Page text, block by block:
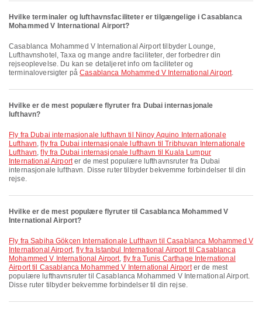
Hvilke terminaler og lufthavnsfaciliteter er tilgængelige i Casablanca
Mohammed V International Airport?
Casablanca Mohammed V International Airport tilbyder Lounge,
Lufthavnshotel, Taxa og mange andre faciliteter, der forbedrer din
rejseoplevelse. Du kan se detaljeret info om faciliteter og
terminaloversigter påCasablanca Mohammed V International Airport.
Hvilke er de mest populære flyruter fra Dubai internasjonale
lufthavn?
fly fra Dubai internasjonale lufthavn til Ninoy Aquino Internationale
Lufthavn,fly fra Dubai internasjonale lufthavn til Tribhuvan Internationale
Lufthavn,fly fra Dubai internasjonale lufthavn til Kuala Lumpur
International Airporter de mest populære lufthavnsruter fra Dubai
internasjonale lufthavn. Disse ruter tilbyder bekvemme forbindelser til din
rejse.
Hvilke er de mest populære flyruter til Casablanca Mohammed V
International Airport?
fly fra Sabiha Gökçen Internationale Lufthavn til Casablanca Mohammed V
International Airport,fly fra Istanbul International Airport til Casablanca
Mohammed V International Airport, fly fra Tunis Carthage International
Airport til Casablanca Mohammed V International Airporter de mest
populære lufthavnsruter til Casablanca Mohammed V International Airport.
Disse ruter tilbyder bekvemme forbindelser til din rejse.